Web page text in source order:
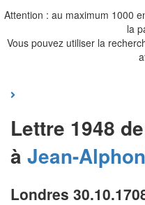
Attention : au maximum 1000
la
Vous pouvez utiliser la
Lettre 1948 de
à Jean-
Londres